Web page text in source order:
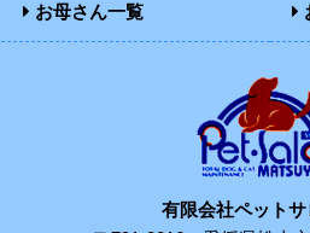
お母さん一覧
有限会社ペット